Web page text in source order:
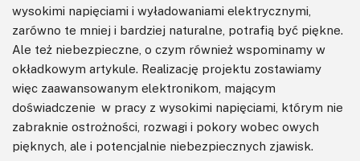
wysokimi napięciami i wyładowaniami elektrycznymi,
zarówno te mniej i bardziej naturalne, potrafią być piękne.
Ale też niebezpieczne, o czym również wspominamy w
okładkowym artykule. Realizację projektu zostawiamy
więc zaawansowanym elektronikom, mającym
doświadczenie w pracy z wysokimi napięciami, którym nie
zabraknie ostrożności, rozwagi i pokory wobec owych
pięknych, ale i potencjalnie niebezpiecznych zjawisk.